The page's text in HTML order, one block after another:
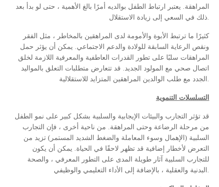
المراهقة. يعتبر ارتباط الطفل بوالديه أمرًا بالغ الأهمية ، حتى لو بدأ بعد
كثيرًا ما ترتبط الأبوة والأمومة لدى المراهقين بالمخاطر ، مثل الفقر
ونقص الرعاية السابقة للولادة والدعم الاجتماعي. يمكن أن يؤثر حمل
المراهقات سلبًا على تطور القدرات العاطفية والمعرفية اللازمة لخلق
اتصال صحي مع المولود الجديد. قد تتعارض متطلبات التعلق بالمواليد
التسلسلات التنموية
قد تؤثر التجارب والبيئات الإيجابية والسلبية بشكل كبير على نمو الطفل
من مرحلة الرضاعة وحتى المراهقة. من ناحية أخرى ، فإن التجارب
السلبية (الإهمال وسوء المعاملة والضغط الشديد المستمر) تزيد من
التعرض لأخطار إضافية قد تظهر لاحقًا في الحياة. يمكن أن يكون
للتجارب السلبية آثار طويلة المدى على التطور المعرفي ، والصحة